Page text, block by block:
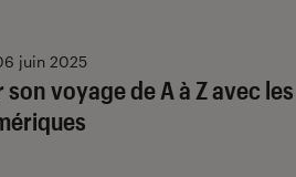
voyage de A à Z avec les
juin 2025